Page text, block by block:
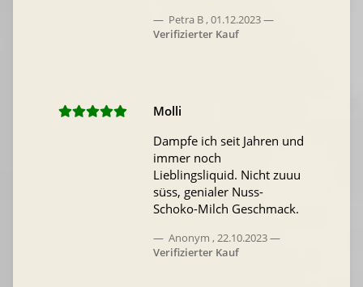
Petra B, 01.12.2023
Verifizierter Kauf
Molli
Dampfe ich seit Jahren und
immer noch
Lieblingsliquid. Nicht zuuu
süss, genialer Nuss-
Schoko-Milch Geschmack.
Anonym , 22.10.2023
Verifizierter Kauf